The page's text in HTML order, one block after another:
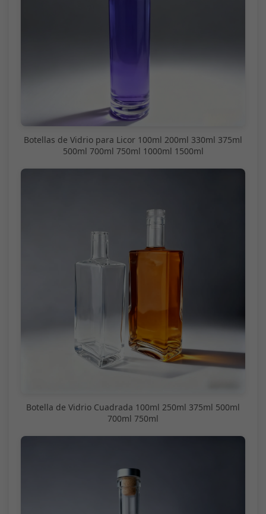
Botellas de Vidrio para Licor 100ml 200ml 330ml 375ml
500ml 700ml 750ml 1000ml 1500ml
Botella de Vidrio Cuadrada 100ml 250ml 375ml 500ml
700ml 750ml